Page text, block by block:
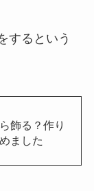
するという
飾る？作り
ました